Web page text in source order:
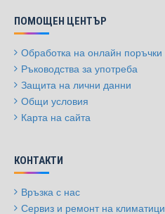
ПОМОЩЕН ЦЕНТЪР
Обработка на онлайн поръчки
Ръководства за употреба
Защита на лични данни
Общи условия
Карта на сайта
КОНТАКТИ
Връзка с нас
Сервиз и ремонт на климатици